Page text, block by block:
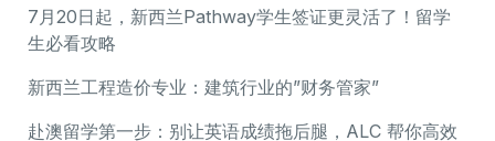
7月20日起，新西兰Pathway学生签证更灵活了！留学
生必看攻略
新西兰工程造价专业：建筑行业的”财务管家”
赴澳留学第一步：别让英语成绩拖后腿，ALC 帮你高效